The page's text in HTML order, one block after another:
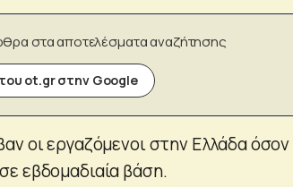
στα αποτελέσματα αναζήτησης
ot.gr στην Google
οι εργαζόμενοι στην Ελλάδα όσον
σε εβδομαδιαία βάση.